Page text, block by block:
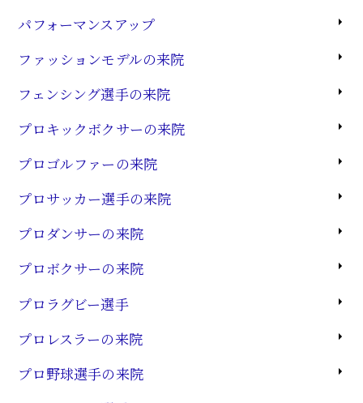
パフォーマンスアップ
ファッションモデルの来院
フェンシング選手の来院
プロキックボクサーの来院
プロゴルファーの来院
プロサッカー選手の来院
プロダンサーの来院
プロボクサーの来院
プロラグビー選手
プロレスラーの来院
プロ野球選手の来院